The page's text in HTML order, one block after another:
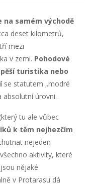
samém východě
deset kilometrů,
mezi
v zemi. Pohodové
turistika nebo
se statutem „modré
absolutní úrovni.
(který tu ale vůbec
k těm nejhezčím
nejeden
aktivity, které
nějaké
v Protarasu dá